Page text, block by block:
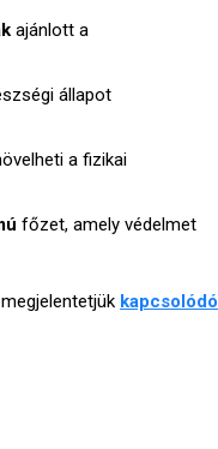
ajánlott a
állapot
a fizikai
főzet, amely védelmet
kapcsolódó